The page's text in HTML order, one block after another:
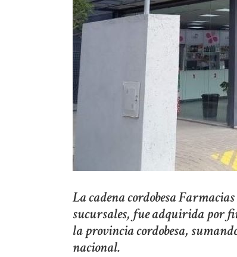
La cadena cordobesa
sucursales, fue adquirida por
la provincia cordobesa,
nacional.